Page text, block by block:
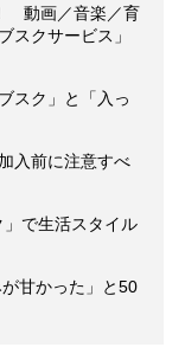
動画／音楽／育
スクサービス」
スク」と「入っ
入前に注意すべ
で生活スタイル
甘かった」と50